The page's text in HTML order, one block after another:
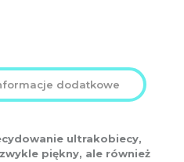
dodatkowe
ultrakobiecy,
piękny, ale również